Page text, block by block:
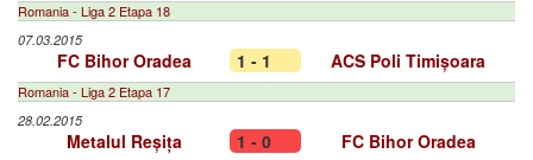
Romania - Liga 2 Etapa 18
07.03.2015
FC Bihor Oradea 1 - 1 ACS Poli Timișoara
Romania - Liga 2 Etapa 17
28.02.2015
Metalul Reșița 1 - 0 FC Bihor Oradea